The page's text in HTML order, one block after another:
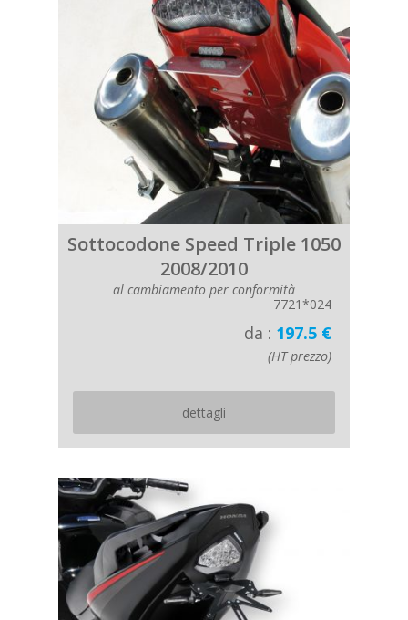
Sottocodone Speed Triple 1050
2008/2010
al cambiamento per conformità
7721*024
da : 197.5 €
(HT prezzo)
dettagli